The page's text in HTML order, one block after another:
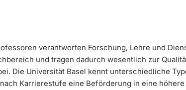
verantworten Forschung, Lehre und
und tragen dadurch wesentlich zur
Die Universität Basel kennt unterschiedliche
Karrierestufe eine Beförderung in eine